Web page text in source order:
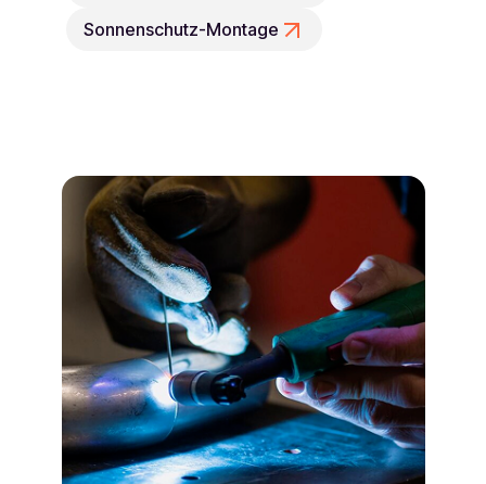
Sonnenschutz-Montage